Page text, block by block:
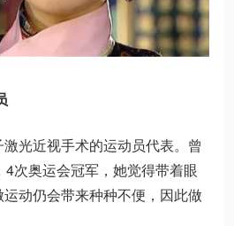
光近视手术的运动员代表。曾
次奥运会冠军，她觉得带着眼
动仍会带来种种不便，因此做